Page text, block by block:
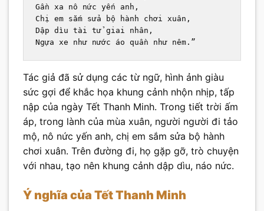
Gần xa nô nức yến anh,
Chị em sắm sửa bộ hành chơi xuân,
Dập dìu tài tử giai nhân,
Ngựa xe như nước áo quần như nêm.”
Tác giả đã sử dụng các từ ngữ, hình ảnh giàu
sức gợi để khắc họa khung cảnh nhộn nhịp, tấp
nập của ngày Tết Thanh Minh. Trong tiết trời ấm
áp, trong lành của mùa xuân, người người đi tảo
mộ, nô nức yến anh, chị em sắm sửa bộ hành
chơi xuân. Trên đường đi, họ gặp gỡ, trò chuyện
với nhau, tạo nên khung cảnh dập dìu, náo nức.
Ý nghĩa của Tết Thanh Minh